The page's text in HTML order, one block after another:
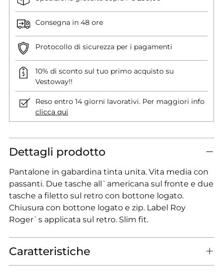
Consegna in 48 ore
Protocollo di sicurezza per i pagamenti
10% di sconto sul tuo primo acquisto su
Vestoway!!
Reso entro 14 giorni lavorativi. Per maggiori info
clicca qui
Dettagli prodotto
Pantalone in gabardina tinta unita. Vita media con
passanti. Due tasche all`americana sul fronte e due
tasche a filetto sul retro con bottone logato.
Chiusura con bottone logato e zip. Label Roy
Roger`s applicata sul retro. Slim fit.
Caratteristiche